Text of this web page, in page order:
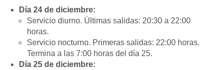
Día 24 de diciembre:
Servicio diurno. Últimas salidas: 20:30 a 22:00
horas.
Servicio nocturno. Primeras salidas: 22:00 horas.
Termina a las 7:00 horas del día 25.
Día 25 de diciembre: